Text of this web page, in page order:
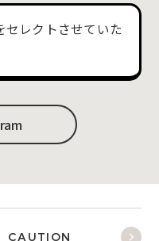
セレクトさせていた
CAUTION